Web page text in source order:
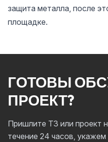
защита металла, после
площадке.
ГОТОВЫ
ПРОЕКТ?
Пришлите ТЗ или проект
течение 24 часов,